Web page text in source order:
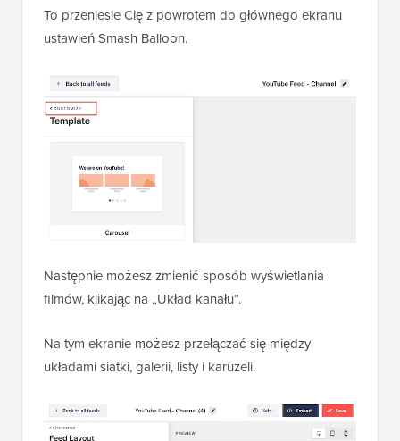
To przeniesie Cię z powrotem do głównego ekranu
ustawień Smash Balloon.
Następnie możesz zmienić sposób wyświetlania
filmów, klikając na „Układ kanału”.
Na tym ekranie możesz przełączać się między
układami siatki, galerii, listy i karuzeli.